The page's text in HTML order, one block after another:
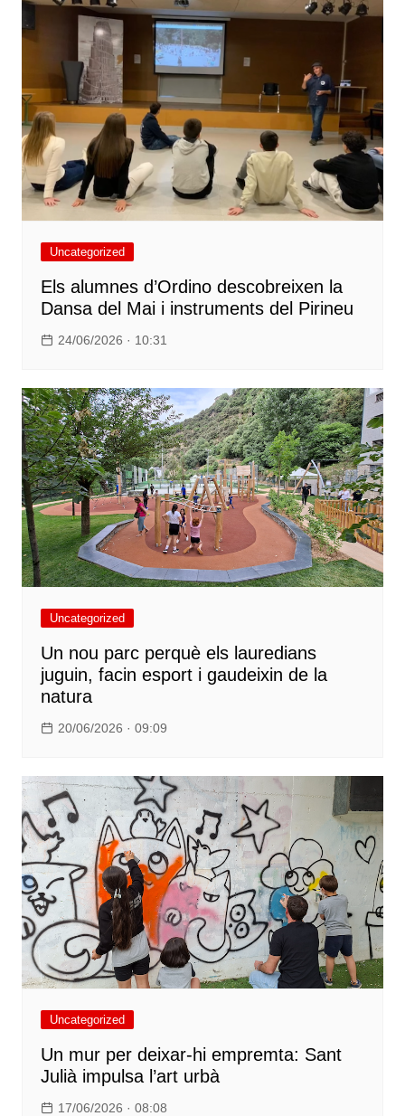
Uncategorized
Els alumnes d’Ordino descobreixen la
Dansa del Mai i instruments del Pirineu
24/06/2026 · 10:31
Uncategorized
Un nou parc perquè els lauredians
juguin, facin esport i gaudeixin de la
natura
20/06/2026 · 09:09
Uncategorized
Un mur per deixar-hi empremta: Sant
Julià impulsa l’art urbà
17/06/2026 · 08:08